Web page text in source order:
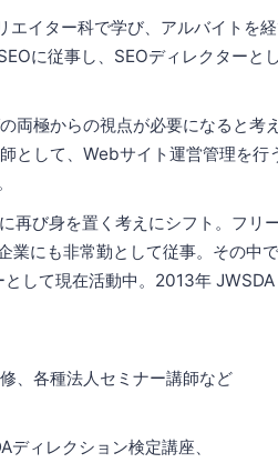
イター科で学び、アルバイトを
に従事し、SEOディレクターと
両極からの視点が必要になると考
として、Webサイト運営管理を行
び身を置く考えにシフト。フリ
業にも⾮常勤として従事。その中
して現在活動中。2013年
、各種法人セミナー講師など
ィレクション検定講座、